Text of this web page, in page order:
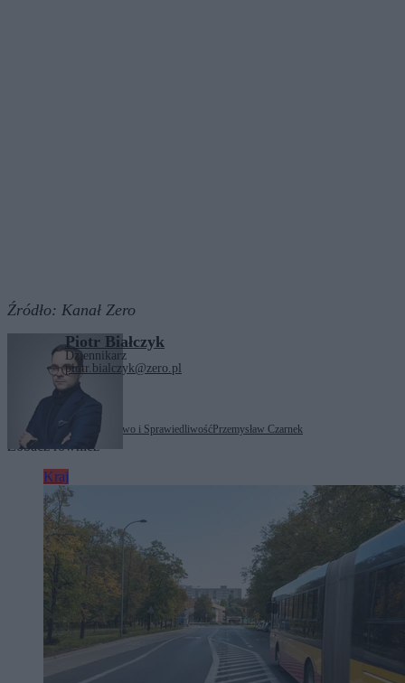
Źródło: Kanał Zero
Piotr Białczyk
Dziennikarz
piotr.bialczyk@zero.pl
Tagi: Marek Jakubiak Prawo i Sprawiedliwość Przemysław Czarnek
Zobacz również
Kraj